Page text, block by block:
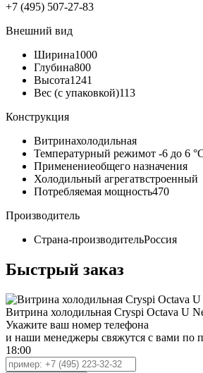
+7 (495) 507-27-83
Внешний вид
Ширина1000
Глубина800
Высота1241
Вес (с упаковкой)113
Конструкция
Витринахолодильная
Температурный режимот -6 до 6
Применениеобщего назначения
Холодильный агрегатвстроенный
Потребляемая мощность470
Производитель
Страна-производительРоссия
Быстрый заказ
Витрина холодильная Cryspi Octava U
Укажите ваш номер телефона
и наши менеджеры свяжутся с вами по
18:00